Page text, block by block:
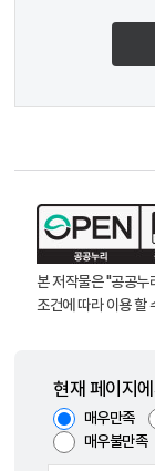
본 저작물은 "공공
조건에 따라 이용 할
현재 페이지
매우만족
매우불만족